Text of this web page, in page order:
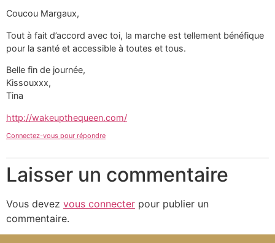
Coucou Margaux,
Tout à fait d’accord avec toi, la marche est tellement bénéfique
pour la santé et accessible à toutes et tous.
Belle fin de journée,
Kissouxxx,
Tina
http://wakeupthequeen.com/
Connectez-vous pour répondre
Laisser un commentaire
Vous devez vous connecter pour publier un
commentaire.